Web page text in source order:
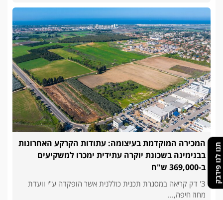
תנו לנו פידבק
המכירה המוקדמת בעיצומה: עתודות הקרקע האחרונות
בבנימינה בשכונת יוקרה עתידית ימכרו למשקיעים
ב-369,000 ש"ח
3' דק קריאה במסגרת תכנית כוללנית אשר הופקדה ע"י וועדת
מחוז חיפה,...